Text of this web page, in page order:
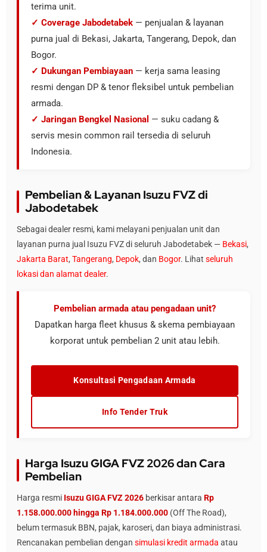
terima unit.
✓ Coverage Jabodetabek — penjualan & layanan
purna jual di Bekasi, Jakarta, Tangerang, Depok, dan
Bogor.
✓ Dukungan Pembiayaan — kerja sama leasing
resmi dengan DP & tenor fleksibel untuk pembelian
armada.
✓ Jaringan Bengkel Nasional — suku cadang &
servis mesin common rail tersedia di seluruh
Indonesia.
Pembelian & Layanan Isuzu FVZ di
Jabodetabek
Sebagai dealer resmi, kami melayani penjualan unit dan
layanan purna jual Isuzu FVZ di seluruh Jabodetabek — Bekasi,
Jakarta Barat, Tangerang, Depok, dan Bogor. Lihat seluruh
lokasi dan alamat dealer.
Pembelian armada atau pengadaan unit?
Dapatkan harga fleet khusus & skema pembiayaan
korporat untuk pembelian 2 unit atau lebih.
Konsultasi Pengadaan Armada
Info Tender Truk
Harga Isuzu GIGA FVZ 2026 dan Cara
Pembelian
Harga resmi Isuzu GIGA FVZ 2026 berkisar antara Rp
1.158.000.000 hingga Rp 1.184.000.000 (Off The Road),
belum termasuk BBN, pajak, karoseri, dan biaya administrasi.
Rencanakan pembelian dengan simulasi kredit armada atau